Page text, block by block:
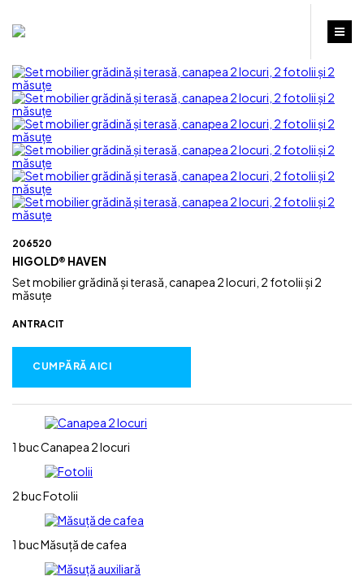
206520
HIGOLD® HAVEN
Set mobilier grădină și terasă, canapea 2 locuri, 2 fotolii și 2
măsuțe
ANTRACIT
CUMPĂRĂ AICI
1 bucCanapea 2 locuri
2 bucFotolii
1 bucMăsuță de cafea